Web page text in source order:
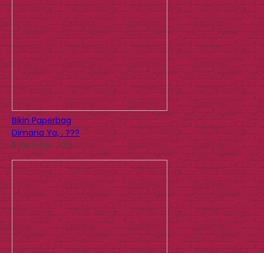
Bikin Paperbag
Dimana Ya, . ???
5 October 2015